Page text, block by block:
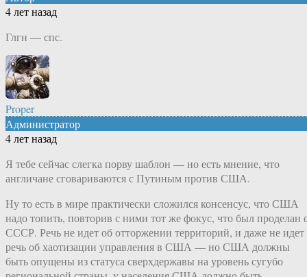
4 лет назад
Глгн — спс.
Proper
Администратор
4 лет назад
Я тебе сейчас слегка порву шаблон — но есть мнение, что
англичане сговариваются с Путиным против США.
Ну то есть в мире практически сложился консенсус, что США
надо топить, повторив с ними тот же фокус, что был проделан
СССР. Речь не идет об отторжении территорий, и даже не идет
речь об хаотизации управления в США — но США должны
быть опущены из статуса сверхдержавы на уровень сугубо